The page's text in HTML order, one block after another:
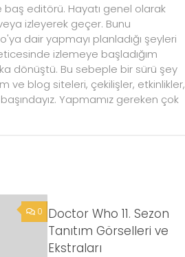
baş editörü. Hayatı genel olarak
izleyerek geçer. Bunu
dair yapmayı planladığı şeyleri
izlemeye başladığım
dönüştü. Bu sebeple bir sürü şey
ve blog siteleri, çekilişler, etkinlikler,
Yapmamız gereken çok
0 Doctor Who 11. Sezon
Tanıtım Görselleri ve
Ekstraları